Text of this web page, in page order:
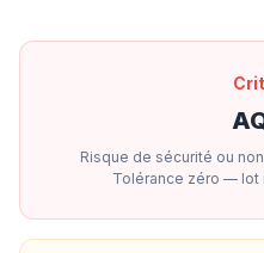
Risque de sécurité ou
Tolérance zéro — lot